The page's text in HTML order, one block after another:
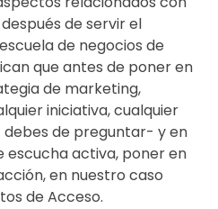
de servir el
de negocios de
que antes de poner en
de marketing,
iniciativa, cualquier
de preguntar- y en
escucha activa, poner en
en nuestro caso
de Acceso.